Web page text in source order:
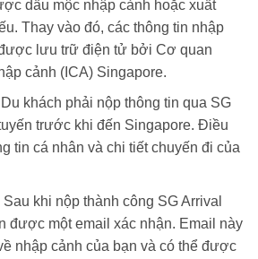
dấu mộc nhập cảnh hoặc xuất
Thay vào đó, các thông tin nhập
lưu trữ điện tử bởi Cơ quan
cảnh (ICA) Singapore.
Du khách phải nộp thông tin qua SG
trước khi đến Singapore. Điều
tin cá nhân và chi tiết chuyến đi của
Sau khi nộp thành công SG Arrival
được một email xác nhận. Email này
nhập cảnh của bạn và có thể được